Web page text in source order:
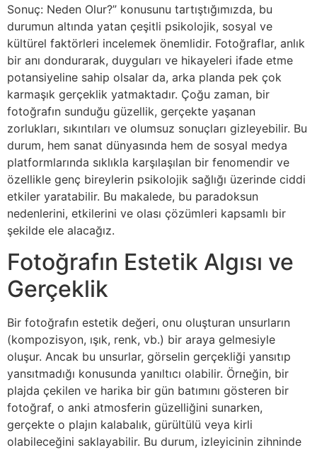
Sonuç: Neden Olur?” konusunu tartıştığımızda, bu
durumun altında yatan çeşitli psikolojik, sosyal ve
kültürel faktörleri incelemek önemlidir. Fotoğraflar, anlık
bir anı dondurarak, duyguları ve hikayeleri ifade etme
potansiyeline sahip olsalar da, arka planda pek çok
karmaşık gerçeklik yatmaktadır. Çoğu zaman, bir
fotoğrafın sunduğu güzellik, gerçekte yaşanan
zorlukları, sıkıntıları ve olumsuz sonuçları gizleyebilir. Bu
durum, hem sanat dünyasında hem de sosyal medya
platformlarında sıklıkla karşılaşılan bir fenomendir ve
özellikle genç bireylerin psikolojik sağlığı üzerinde ciddi
etkiler yaratabilir. Bu makalede, bu paradoksun
nedenlerini, etkilerini ve olası çözümleri kapsamlı bir
şekilde ele alacağız.
Fotoğrafın Estetik Algısı ve
Gerçeklik
Bir fotoğrafın estetik değeri, onu oluşturan unsurların
(kompozisyon, ışık, renk, vb.) bir araya gelmesiyle
oluşur. Ancak bu unsurlar, görselin gerçekliği yansıtıp
yansıtmadığı konusunda yanıltıcı olabilir. Örneğin, bir
plajda çekilen ve harika bir gün batımını gösteren bir
fotoğraf, o anki atmosferin güzelliğini sunarken,
gerçekte o plajın kalabalık, gürültülü veya kirli
olabileceğini saklayabilir. Bu durum, izleyicinin zihninde